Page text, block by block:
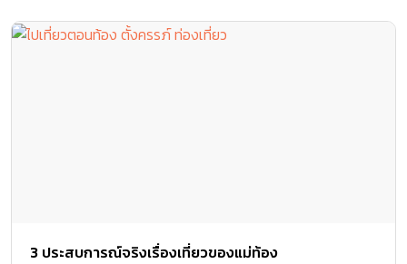
3 ประสบการณ์จริงเรื่องเที่ยวของแม่ท้อง